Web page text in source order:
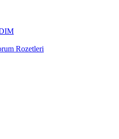
Rozetleri